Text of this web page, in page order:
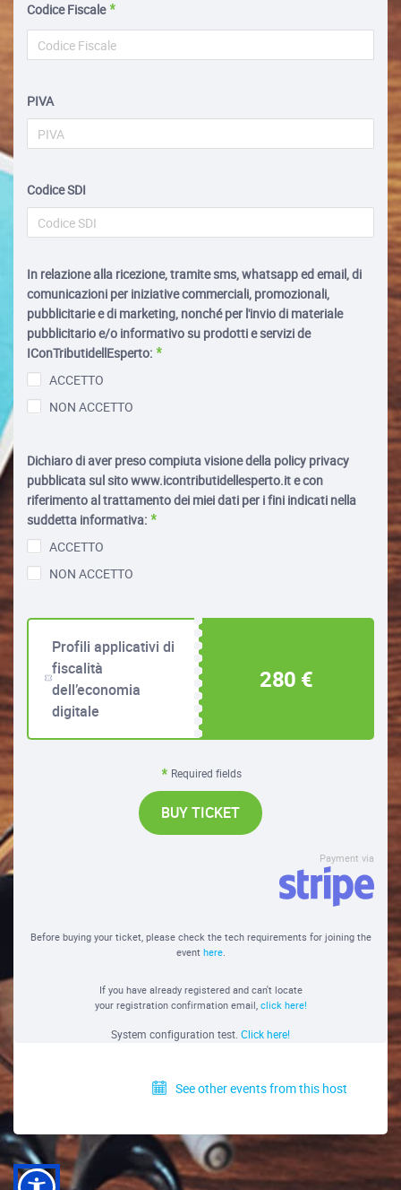
Codice Fiscale
PIVA
Codice SDI
In relazione alla ricezione, tramite sms, whatsapp ed email, di
comunicazioni per iniziative commerciali, promozionali,
pubblicitarie e di marketing, nonché per l'invio di materiale
pubblicitario e/o informativo su prodotti e servizi de
IConTributidellEsperto:
ACCETTO
NON ACCETTO
Dichiaro di aver preso compiuta visione della policy privacy
pubblicata sul sito www.icontributidellesperto.it e con
riferimento al trattamento dei miei dati per i fini indicati nella
suddetta informativa:
ACCETTO
NON ACCETTO
Profili applicativi di
fiscalità
dell’economia
digitale
280 €
Required fields
BUY TICKET
Payment via
Before buying your ticket, please check the tech requirements for joining the
event here.
If you have already registered and can't locate
your registration confirmation email, click here!
System configuration test. Click here!
See other events from this host